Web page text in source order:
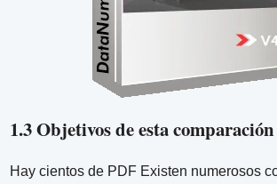
1.3 Objetivos de esta comparación
Hay cientos de PDF Existen numerosos